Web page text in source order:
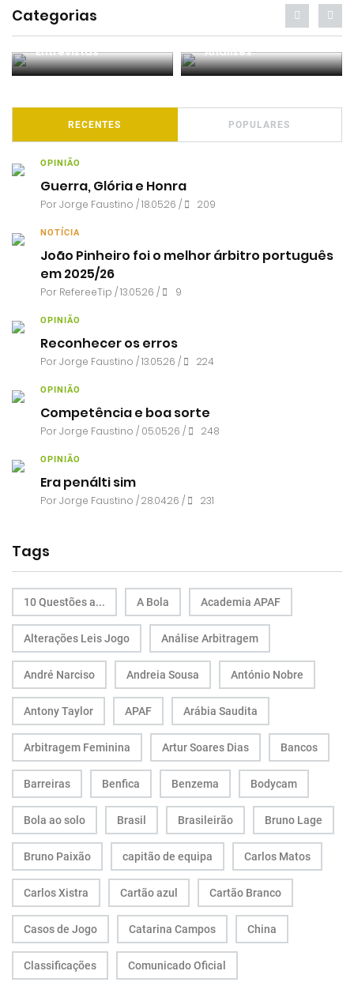
Categorias
Entrevistas Análises
RECENTES POPULARES
OPINIÃO
Guerra, Glória e Honra
PorJorge Faustino / 18.05.26 / 209
NOTÍCIA
João Pinheiro foi o melhor árbitro português
em 2025/26
Por RefereeTip / 13.05.26 / 9
OPINIÃO
Reconhecer os erros
PorJorge Faustino / 13.05.26 / 224
OPINIÃO
Competência e boa sorte
PorJorge Faustino / 05.05.26 / 248
OPINIÃO
Era penálti sim
PorJorge Faustino / 28.04.26 / 231
Tags
10 Questões a... A Bola Academia APAF
Alterações Leis Jogo Análise Arbitragem
André Narciso Andreia Sousa António Nobre
Antony Taylor APAF Arábia Saudita
Arbitragem Feminina Artur Soares Dias Bancos
Barreiras Benfica Benzema Bodycam
Bola ao solo Brasil Brasileirão Bruno Lage
Bruno Paixão capitão de equipa Carlos Matos
Carlos Xistra Cartão azul Cartão Branco
Casos de Jogo Catarina Campos China
Classificações Comunicado Oficial